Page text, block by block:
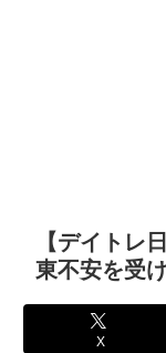
【デイトレ
東不安を受
X